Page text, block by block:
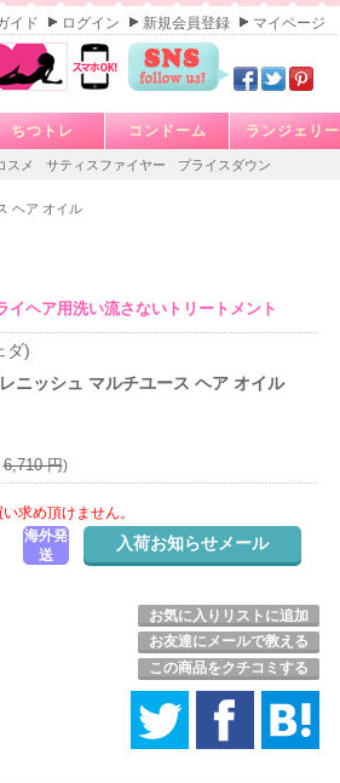
イド ログイン 新規会員登録 マイページ
ちつトレ コンドーム ランジェリー
スメ サティスファイヤー プライスダウン
ヘア オイル
イヘア用洗い流さないトリートメント
ダ)
ニッシュ マルチユース ヘア オイル
6,710 円)
求め頂けません。
海外発
送
お気に入りリストに追加
お友達にメールで教える
この商品をクチコミする